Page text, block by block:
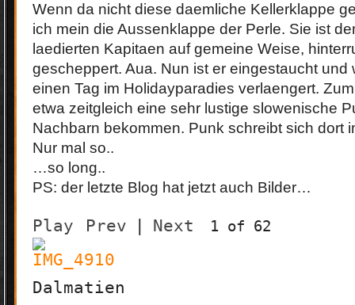
Wenn da nicht diese daemliche Kellerklappe
ich mein die Aussenklappe der Perle. Sie ist
laedierten Kapitaen auf gemeine Weise,
gescheppert. Aua. Nun ist er eingestaucht und
einen Tag im Holidayparadies verlaengert.
etwa zeitgleich eine sehr lustige slowenische
Nachbarn bekommen. Punk schreibt sich dort
Nur mal so..
…so long..
PS: der letzte Blog hat jetzt auch Bilder…
Play Prev Next 1 of 62
Dalmatien